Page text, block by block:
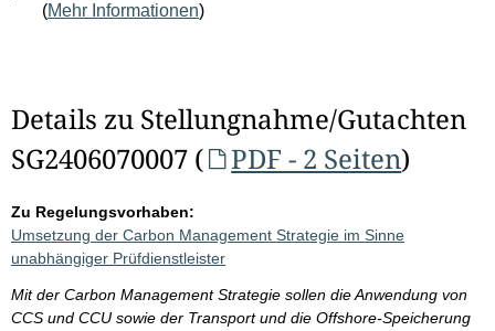
(Mehr Informationen)
Details zu Stellungnahme/Gutachten
SG2406070007 (
PDF - 2 Seiten)
Zu Regelungsvorhaben:
Umsetzung der Carbon Management Strategie im Sinne
unabhängiger Prüfdienstleister
Mit der Carbon Management Strategie sollen die Anwendung von
CCS und CCU sowie der Transport und die Offshore-Speicherung